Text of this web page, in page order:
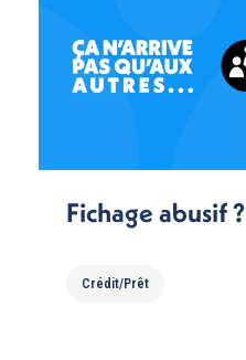
Fichage abusif ?
Crédit/Prêt